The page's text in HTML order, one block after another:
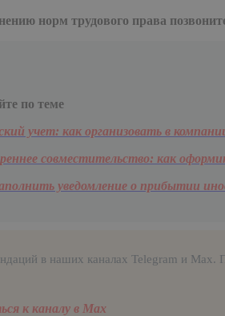
норм трудового права
по теме
учет: как организовать в
совместительство: как
уведомление о прибытии
в наших каналах Telegram и Max.
к каналу в Max